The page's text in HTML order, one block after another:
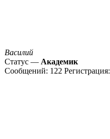
Василий
Статус — Академик
Сообщений: 122 Регистрация: